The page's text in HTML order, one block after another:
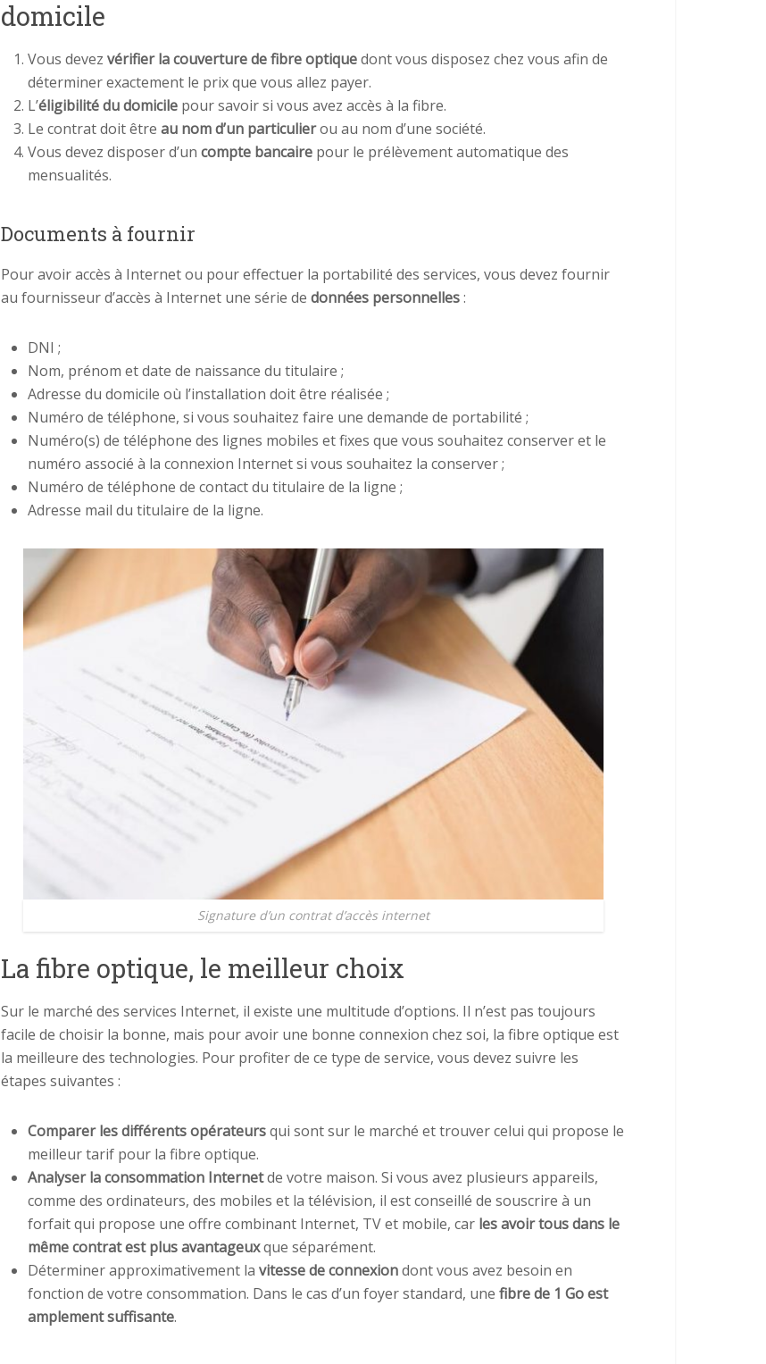
domicile
Vous devez vérifier la couverture de fibre optiquedont vous disposez chez vous afin de
déterminer exactement le prix que vous allez payer.
L’éligibilité du domicile pour savoir si vous avez accès à la fibre.
Le contrat doit être au nom d’un particulierou au nom d’une société.
Vous devez disposer d’un compte bancaire pour le prélèvement automatique des
mensualités.
Documents à fournir
Pour avoir accès à Internet ou pour effectuer la portabilité des services, vous devez fournir
au fournisseur d’accès à Internet une série de données personnelles:
DNI ;
Nom, prénom et date de naissance du titulaire ;
Adresse du domicile où l’installation doit être réalisée ;
Numéro de téléphone, si vous souhaitez faire une demande de portabilité ;
Numéro(s) de téléphone des lignes mobiles et fixes que vous souhaitez conserver et le
numéro associé à la connexion Internet si vous souhaitez la conserver ;
Numéro de téléphone de contact du titulaire de la ligne ;
Adresse mail du titulaire de la ligne.
Signature d’un contrat d’accès internet
La fibre optique, le meilleur choix
Sur le marché des services Internet, il existe une multitude d’options. Il n’est pas toujours
facile de choisir la bonne, mais pour avoir une bonne connexion chez soi, la fibre optique est
la meilleure des technologies. Pour profiter de ce type de service, vous devez suivre les
étapes suivantes :
Comparer les différents opérateursqui sont sur le marché et trouver celui qui propose le
meilleur tarif pour la fibre optique.
Analyser la consommation Internetde votre maison. Si vous avez plusieurs appareils,
comme des ordinateurs, des mobiles et la télévision, il est conseillé de souscrire à un
forfait qui propose une offre combinant Internet, TV et mobile, car les avoir tous dans le
même contrat est plus avantageuxque séparément.
Déterminer approximativement la vitesse de connexiondont vous avez besoin en
fonction de votre consommation. Dans le cas d’un foyer standard, une fibre de 1 Go est
amplement suffisante.